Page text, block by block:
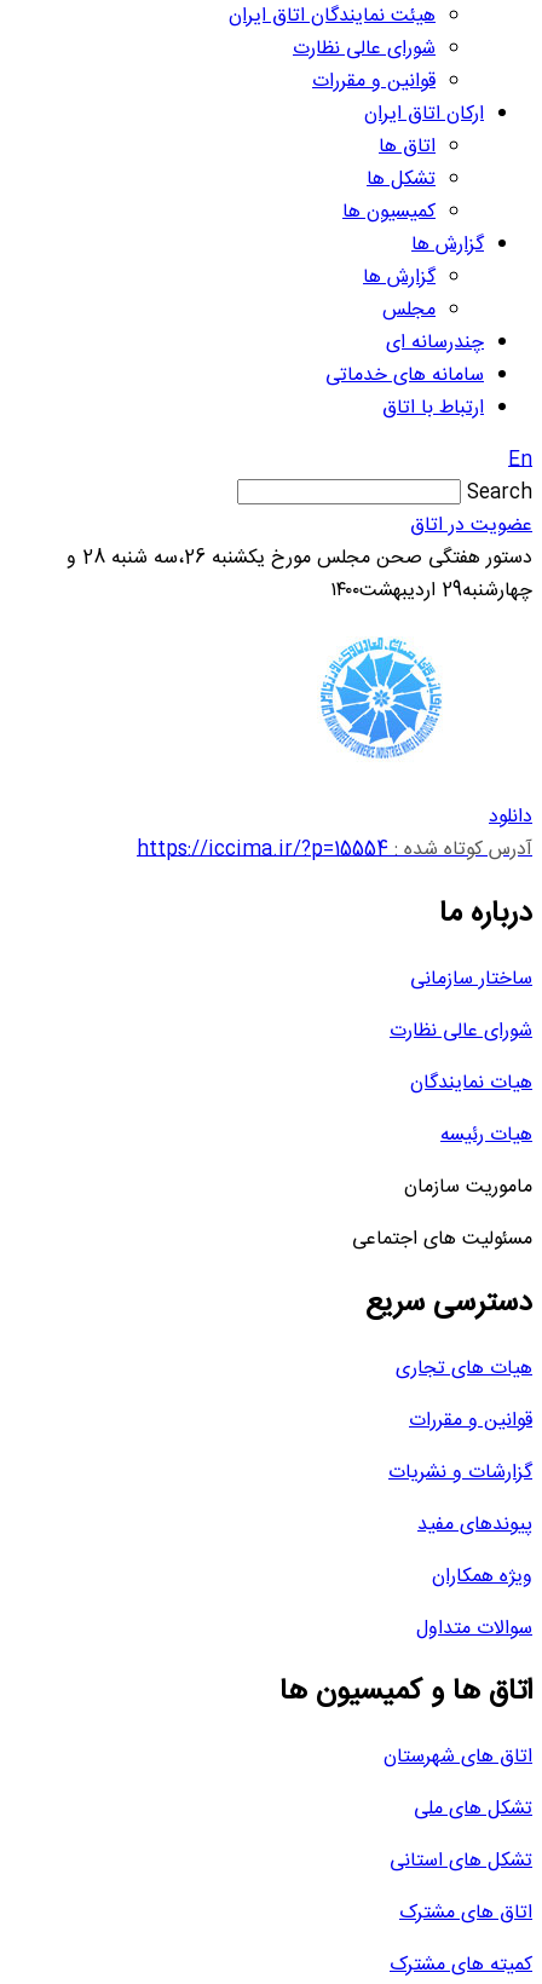
هیئت نمایندگان اتاق ایران
شورای عالی نظارت
قوانین و مقررات
ارکان اتاق ایران
اتاق ها
تشکل ها
کمیسیون ها
گزارش ها
گزارش ها
مجلس
چندرسانه ای
سامانه های خدماتی
ارتباط با اتاق
En
Search
عضویت در اتاق
دستور هفتگی صحن مجلس مورخ یکشنبه 26،سه شنبه 28 و
چهارشنبه29 اردیبهشت۱۴۰۰
دانلود
آدرس کوتاه شده :https://iccima.ir/?p=15554
درباره ما
ساختار سازمانی
شورای عالی نظارت
هیات نمایندگان
هیات رئیسه
ماموریت سازمان
مسئولیت های اجتماعی
دسترسی سریع
هیات های تجاری
قوانین و مقررات
گزارشات و نشریات
پیوندهای مفید
ویژه همکاران
سوالات متداول
اتاق ها و کمیسیون ها
اتاق های شهرستان
تشکل های ملی
تشکل های استانی
اتاق های مشترک
کمیته های مشترک